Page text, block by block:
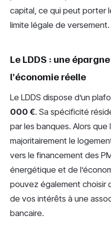
capital, ce qui peut porter
limite légale de versement.
Le LDDS : une
l’économie réelle
Le LDDS dispose d’un
000 €. Sa spécificité
par les banques. Alors que
majoritairement le
vers le financement des
énergétique et de
pouvez également choisir
de vos intérêts à une
bancaire.